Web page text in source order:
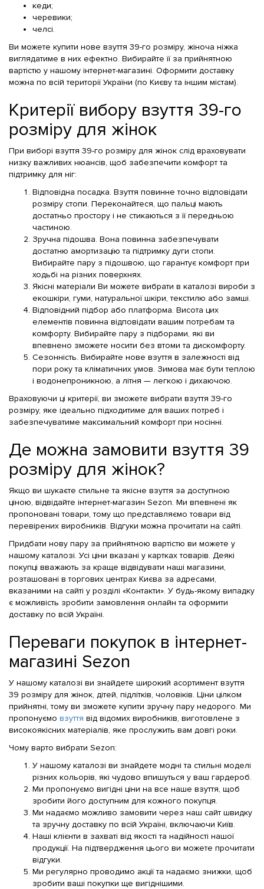
кеди;
черевики;
челсі.
Ви можете купити нове взуття 39-го розміру, жіноча ніжка
виглядатиме в них ефектно. Вибирайте її за прийнятною
вартістю у нашому інтернет-магазині. Оформити доставку
можна по всій території України (по Києву та іншим містам).
Критерії вибору взуття 39-го
розміру для жінок
При виборі взуття 39-го розміру для жінок слід враховувати
низку важливих нюансів, щоб забезпечити комфорт та
підтримку для ніг:
Відповідна посадка. Взуття повинне точно відповідати
розміру стопи. Переконайтеся, що пальці мають
достатньо простору і не стикаються з її передньою
частиною.
Зручна підошва. Вона повинна забезпечувати
достатню амортизацію та підтримку дуги стопи.
Вибирайте пару з підошвою, що гарантує комфорт при
ходьбі на різних поверхнях.
Якісні матеріали Ви можете вибрати в каталозі вироби з
екошкіри, гуми, натуральної шкіри, текстилю або замші.
Відповідний підбор або платформа. Висота цих
елементів повинна відповідати вашим потребам та
комфорту. Вибирайте пару з підборами, які ви
впевнено зможете носити без втоми та дискомфорту.
Сезонність. Вибирайте нове взуття в залежності від
пори року та кліматичних умов. Зимова має бути теплою
і водонепроникною, а літня — легкою і дихаючою.
Враховуючи ці критерії, ви зможете вибрати взуття 39-го
розміру, яке ідеально підходитиме для ваших потреб і
забезпечуватиме максимальний комфорт при носінні.
Де можна замовити взуття 39
розміру для жінок?
Якщо ви шукаєте стильне та якісне взуття за доступною
ціною, відвідайте інтернет-магазин Sezon. Ми впевнені як
пропоновані товари, тому що представляємо товари від
перевірених виробників. Відгуки можна прочитати на сайті.
Придбати нову пару за прийнятною вартістю ви можете у
нашому каталозі. Усі ціни вказані у картках товарів. Деякі
покупці вважають за краще відвідувати наші магазини,
розташовані в торгових центрах Києва за адресами,
вказаними на сайті у розділі «Контакти». У будь-якому випадку
є можливість зробити замовлення онлайн та оформити
доставку по всій Україні.
Переваги покупок в інтернет-
магазині Sezon
У нашому каталозі ви знайдете широкий асортимент взуття
39 розміру для жінок, дітей, підлітків, чоловіків. Ціни цілком
прийнятні, тому ви зможете купити зручну пару недорого. Ми
пропонуємо взуття від відомих виробників, виготовлене з
високоякісних матеріалів, яке прослужить вам довгі роки.
Чому варто вибрати Sezon:
У нашому каталозі ви знайдете модні та стильні моделі
різних кольорів, які чудово впишуться у ваш гардероб.
Ми пропонуємо вигідні ціни на все наше взуття, щоб
зробити його доступним для кожного покупця.
Ми надаємо можливо замовити через наш сайт швидку
та зручну доставку по всій Україні, включаючи Київ.
Наші клієнти в захваті від якості та надійності нашої
продукції. На підтвердження цього ви можете прочитати
відгуки.
Ми регулярно проводимо акції та надаємо знижки, щоб
зробити ваші покупки ще вигіднішими.